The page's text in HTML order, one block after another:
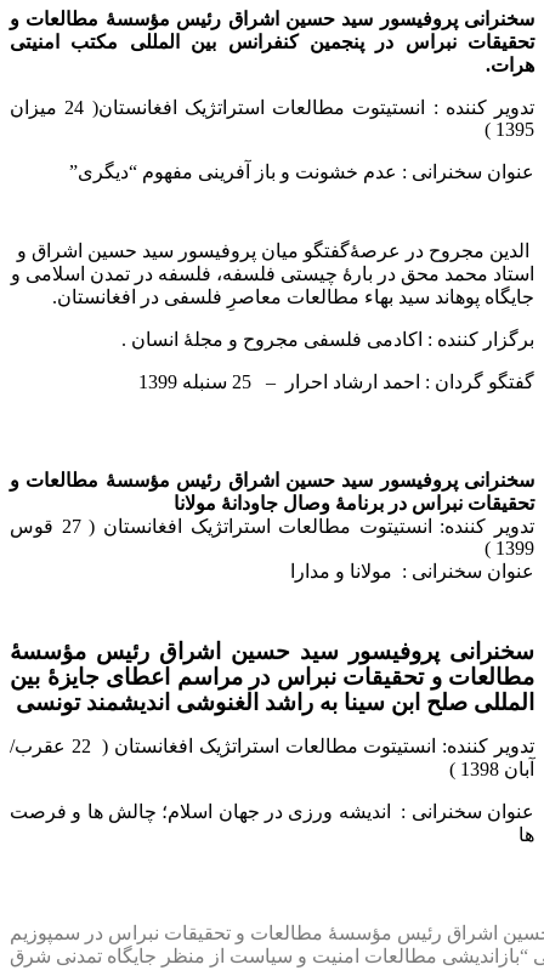
سخنرانی پروفیسور سید حسین اشراق رئیس مؤسسۀ مطالعات و
تحقیقات نبراس در پنجمین کنفرانس بین المللی مکتب امنیتی
هرات.
تدویر کننده : انستیتوت مطالعات استراتژیک افغانستان( 24 میزان
1395 )
عنوان سخنرانی : عدم خشونت و باز آفرینی مفهوم “دیگری”
الدین مجروح در عرصۀگفتگو میان پروفیسور سید حسین اشراق و
استاد محمد محق در بارۀ چیستی فلسفه، فلسفه در تمدن اسلامی و
جایگاه پوهاند سید بهاء مطالعات معاصرِ فلسفی در افغانستان.
برگزار کننده : اکادمی فلسفی مجروح و مجلۀ انسان .
گفتگو گردان : احمد ارشاد احرار – 25 سنبله 1399
سخنرانی پروفیسور سید حسین اشراق رئیس مؤسسۀ مطالعات و
تحقیقات نبراس در برنامۀ وصال جاودانۀ مولانا
تدویر کننده: انستیتوت مطالعات استراتژیک افغانستان ( 27 قوس
1399 )
عنوان سخنرانی : مولانا و مدارا
سخنرانی پروفیسور سید حسین اشراق رئیس مؤسسۀ
مطالعات و تحقیقات نبراس در مراسم اعطای جایزۀ بین
المللی صلح ابن سینا به راشد الغنوشی اندیشمند تونسی
تدویر کننده: انستیتوت مطالعات استراتژیک افغانستان ( 22 عقرب/
آبان 1398 )
عنوان سخنرانی : اندیشه ورزی در جهان اسلام؛ چالش ها و فرصت
ها
اشراق رئیس مؤسسۀ مطالعات و تحقیقات نبراس در سمپوزیم